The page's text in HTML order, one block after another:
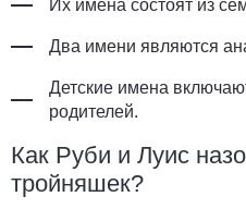
Их имена состоят из
Два имени являются
Детские имена
родителей.
Как Руби и Луис
тройняшек?